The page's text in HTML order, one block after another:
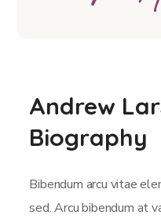
Andrew
Biography
Bibendum arcu vitae
sed. Arcu bibendum at